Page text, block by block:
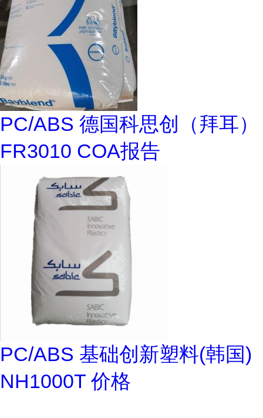
PC/ABS 德国科思创（拜耳）
FR3010 COA报告
PC/ABS 基础创新塑料(韩国)
NH1000T 价格